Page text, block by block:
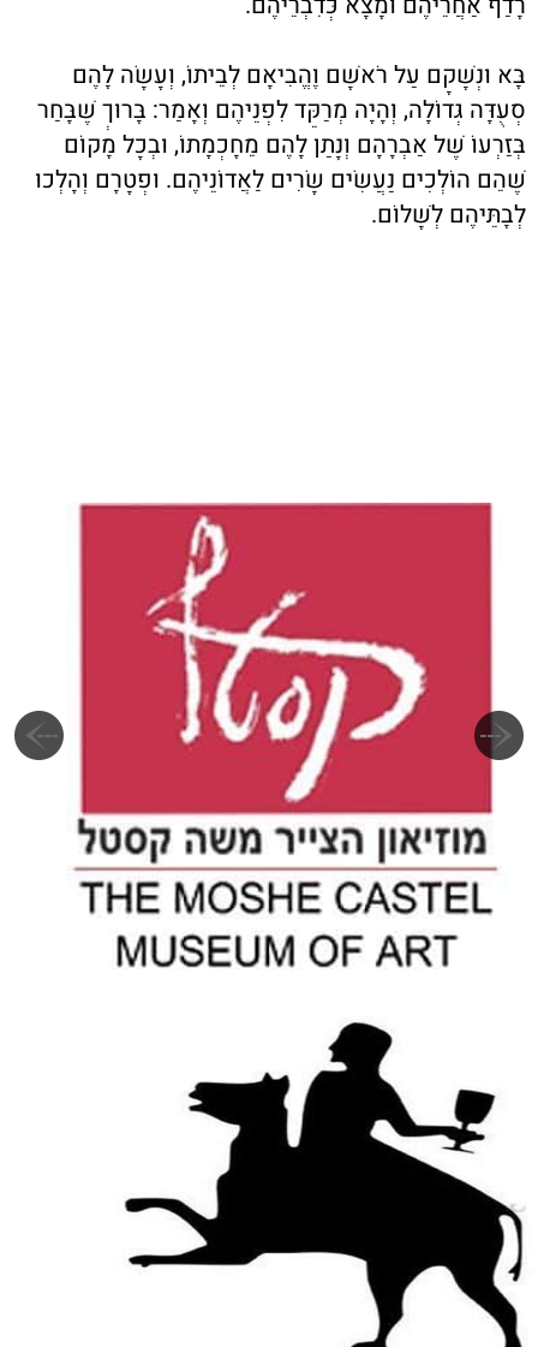
בָּא וּנְשָׁקָם עַל רֹאשָׁם וֶהֱבִיאָם לְבֵיתוֹ, וְעָשָׂה לָהֶם
סְעֻדָּה גְּדוֹלָה, וְהָיָה מְרַקֵּד לִפְנֵיהֶם וְאָמַר: בָּרוּךְ שֶׁבָּחַר
בְּזַרְעוֹ שֶׁל אַבְרָהָם וְנָתַן לָהֶם מֵחָכְמָתוֹ, וּבְכָל מָקוֹם
שֶׁהֵם הוֹלְכִים נַעֲשִׂים שָׂרִים לַאֲדוֹנֵיהֶם. וּפְטָרָם וְהָלְכוּ
לְבָתֵּיהֶם לְשָׁלוֹם.